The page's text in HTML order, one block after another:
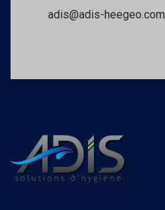
adis@adis-heegeo.com